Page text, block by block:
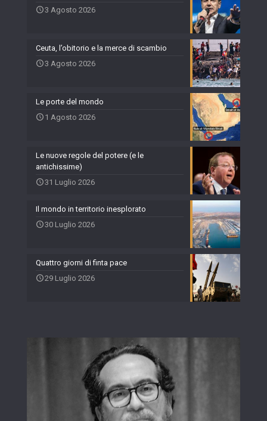
3 Agosto 2026
Ceuta, l’obitorio e la merce di scambio
3 Agosto 2026
Le porte del mondo
1 Agosto 2026
Le nuove regole del potere (e le
antichissime)
31 Luglio 2026
Il mondo in territorio inesplorato
30 Luglio 2026
Quattro giorni di finta pace
29 Luglio 2026